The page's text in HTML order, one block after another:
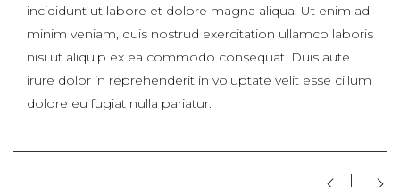
incididunt ut labore et dolore magna aliqua. Ut enim ad
minim veniam, quis nostrud exercitation ullamco laboris
nisi ut aliquip ex ea commodo consequat. Duis aute
irure dolor in reprehenderit in voluptate velit esse cillum
dolore eu fugiat nulla pariatur.